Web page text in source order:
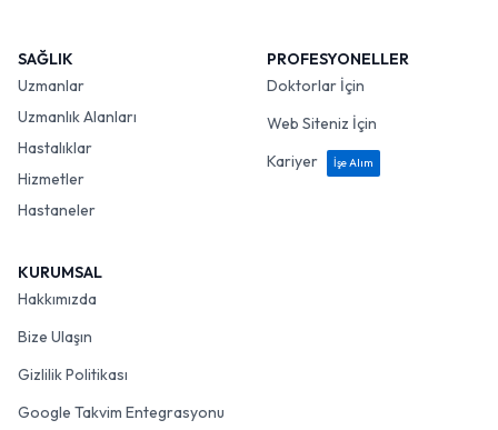
SAĞLIK
Uzmanlar
Uzmanlık Alanları
Hastalıklar
Hizmetler
Hastaneler
PROFESYONELLER
Doktorlar İçin
Web Siteniz İçin
Kariyer
İşe Alım
KURUMSAL
Hakkımızda
Bize Ulaşın
Gizlilik Politikası
Google Takvim Entegrasyonu